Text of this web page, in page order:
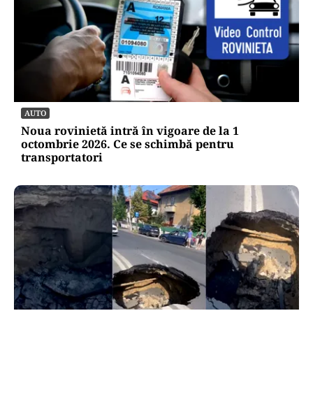
AUTO
Noua rovinietă intră în vigoare de la 1
octombrie 2026. Ce se schimbă pentru
transportatori